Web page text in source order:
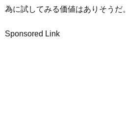
為に試してみる価値はありそうだ。
Sponsored Link